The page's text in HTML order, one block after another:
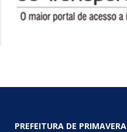
PREFEITURA DE PRIMAVERA